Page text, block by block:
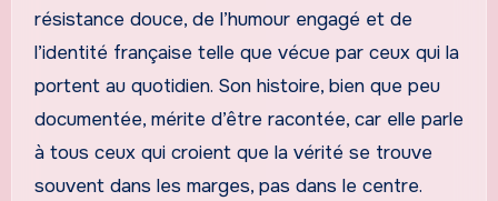
résistance douce, de l’humour engagé et de
l’identité française telle que vécue par ceux qui la
portent au quotidien. Son histoire, bien que peu
documentée, mérite d’être racontée, car elle parle
à tous ceux qui croient que la vérité se trouve
souvent dans les marges, pas dans le centre.